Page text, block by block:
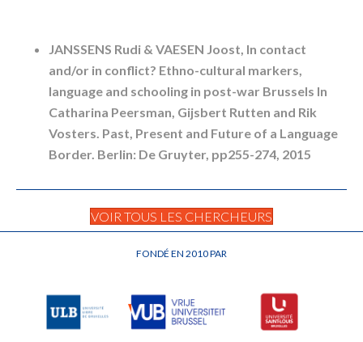
JANSSENS Rudi & VAESEN Joost, In contact
and/or in conflict? Ethno-cultural markers,
language and schooling in post-war Brussels In
Catharina Peersman, Gijsbert Rutten and Rik
Vosters. Past, Present and Future of a Language
Border. Berlin: De Gruyter, pp255-274, 2015
VOIR TOUS LES CHERCHEURS
FONDÉ EN 2010 PAR